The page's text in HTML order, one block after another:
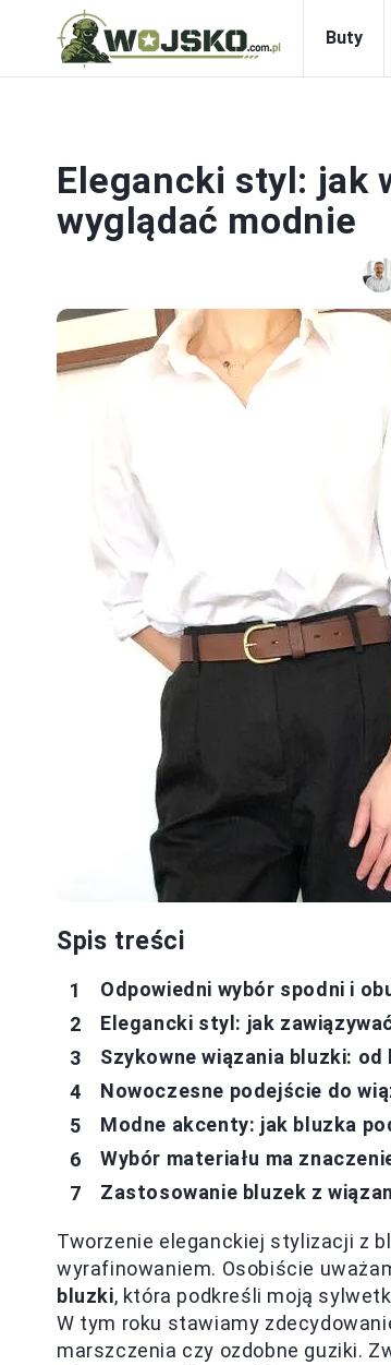
Buty
Elegancki styl: jak
wyglądać modnie
Spis treści
Odpowiedni wybór spodni i
Elegancki styl: jak
Szykowne wiązania bluzki:
Nowoczesne podejście do
Modne akcenty: jak bluzka
Wybór materiału ma
Zastosowanie bluzek z
Tworzenie eleganckiej stylizacji z
wyrafinowaniem. Osobiście
bluzki, która podkreśli moją
W tym roku stawiamy
marszczenia czy ozdobne guziki.